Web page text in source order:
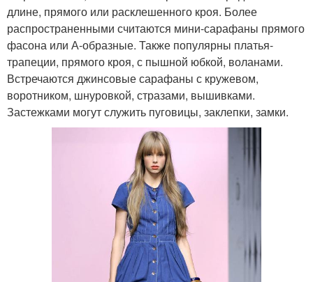
длине, прямого или расклешенного кроя. Более
распространенными считаются мини-сарафаны прямого
фасона или А-образные. Также популярны платья-
трапеции, прямого кроя, с пышной юбкой, воланами.
Встречаются джинсовые сарафаны с кружевом,
воротником, шнуровкой, стразами, вышивками.
Застежками могут служить пуговицы, заклепки, замки.